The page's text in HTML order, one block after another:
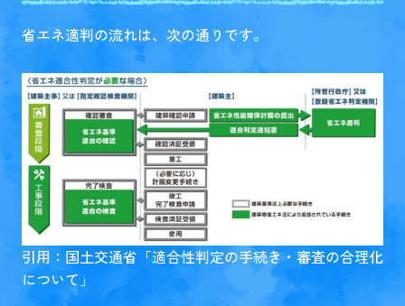
省エネ適判の流れは、次の通りです。
引用：国土交通省「適合性判定の手続き・審査の合理化
について 」